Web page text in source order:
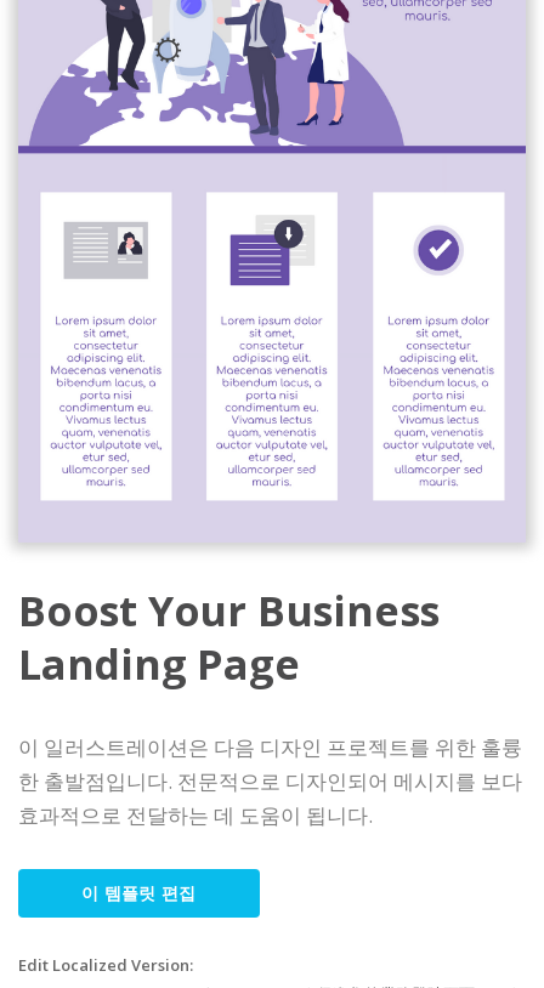
Boost Your Business
Landing Page
이 일러스트레이션은 다음 디자인 프로젝트를 위한 훌륭
한 출발점입니다. 전문적으로 디자인되어 메시지를 보다
효과적으로 전달하는 데 도움이 됩니다.
이 템플릿 편집
Edit Localized Version: